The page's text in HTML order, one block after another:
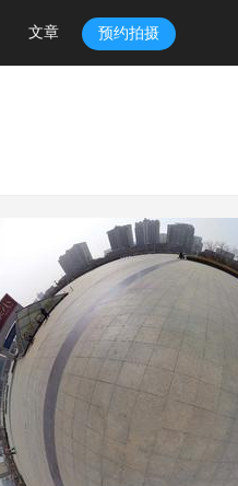
文章 预约拍摄